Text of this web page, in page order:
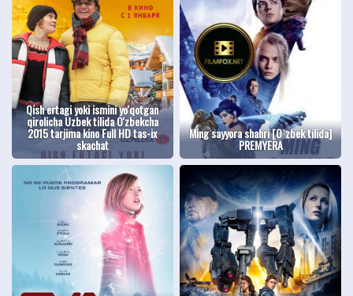
Qish ertagi yoki ismini yo'qotgan
qirolicha Uzbek tilida O'zbekcha
2015 tarjima kino Full HD tas-ix
skachat
Ming sayyora shahri [O`zbek tilida]
PREMYERA